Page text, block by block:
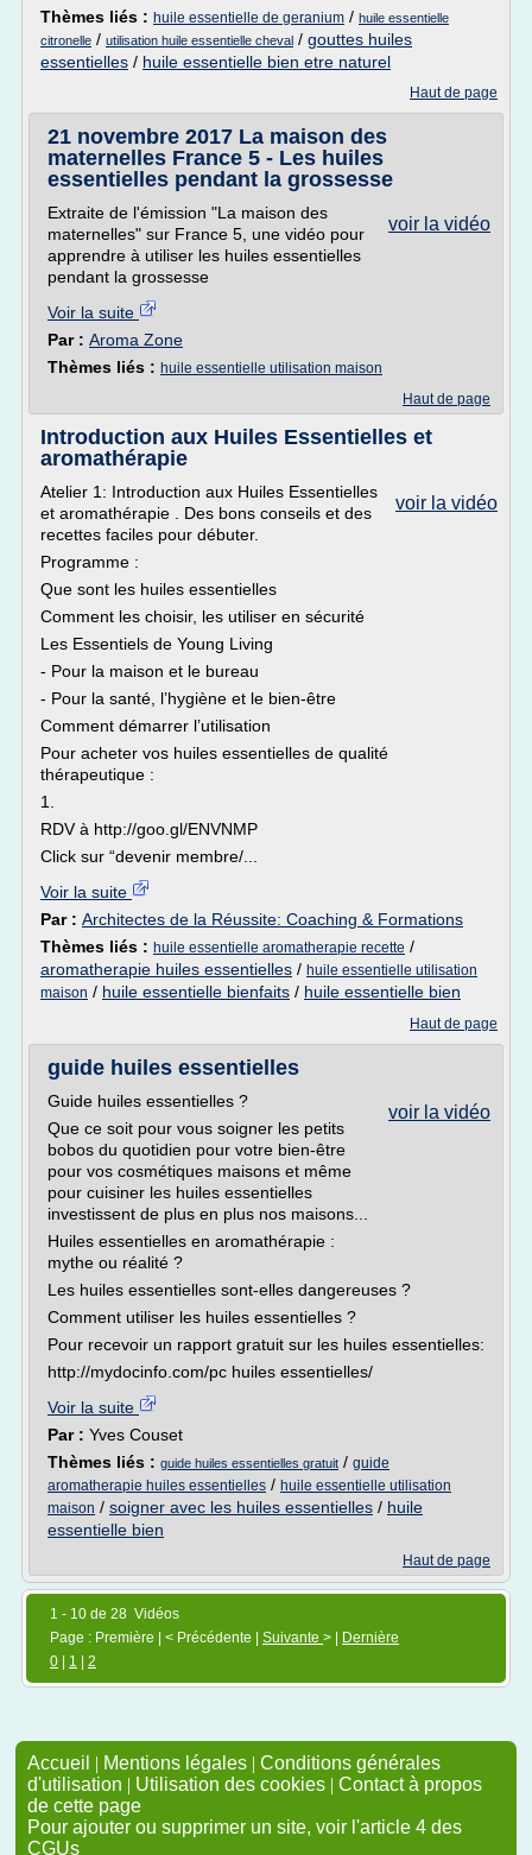
Thèmes liés : huile essentielle de geranium / huile essentielle
citronelle / utilisation huile essentielle cheval / gouttes huiles
essentielles / huile essentielle bien etre naturel
Haut de page
21 novembre 2017 La maison des
maternelles France 5 - Les huiles
essentielles pendant la grossesse
voir la vidéo
Extraite de l'émission "La maison des
maternelles" sur France 5, une vidéo pour
apprendre à utiliser les huiles essentielles
pendant la grossesse
Voir la suite
Par : Aroma Zone
Thèmes liés : huile essentielle utilisation maison
Haut de page
Introduction aux Huiles Essentielles et
aromathérapie
voir la vidéo
Atelier 1: Introduction aux Huiles Essentielles
et aromathérapie . Des bons conseils et des
recettes faciles pour débuter.
Programme :
Que sont les huiles essentielles
Comment les choisir, les utiliser en sécurité
Les Essentiels de Young Living
- Pour la maison et le bureau
- Pour la santé, l’hygiène et le bien-être
Comment démarrer l’utilisation
Pour acheter vos huiles essentielles de qualité
thérapeutique :
1.
RDV à http://goo.gl/ENVNMP
Click sur “devenir membre/...
Voir la suite
Par : Architectes de la Réussite: Coaching & Formations
Thèmes liés : huile essentielle aromatherapie recette /
aromatherapie huiles essentielles / huile essentielle utilisation
maison / huile essentielle bienfaits / huile essentielle bien
Haut de page
guide huiles essentielles
voir la vidéo
Guide huiles essentielles ?
Que ce soit pour vous soigner les petits
bobos du quotidien pour votre bien-être
pour vos cosmétiques maisons et même
pour cuisiner les huiles essentielles
investissent de plus en plus nos maisons...
Huiles essentielles en aromathérapie :
mythe ou réalité ?
Les huiles essentielles sont-elles dangereuses ?
Comment utiliser les huiles essentielles ?
Pour recevoir un rapport gratuit sur les huiles essentielles:
http://mydocinfo.com/pc huiles essentielles/
Voir la suite
Par : Yves Couset
Thèmes liés : guide huiles essentielles gratuit / guide
aromatherapie huiles essentielles / huile essentielle utilisation
maison / soigner avec les huiles essentielles / huile
essentielle bien
Haut de page
1 - 10 de 28 Vidéos
Page : Première | < Précédente | Suivante > |
Dernière
0
1 2
Accueil | Mentions légales | Conditions générales
d'utilisation | Utilisation des cookies | Contact à propos
de cette page
Pour ajouter ou supprimer un site, voir l'article 4 des
CGUs